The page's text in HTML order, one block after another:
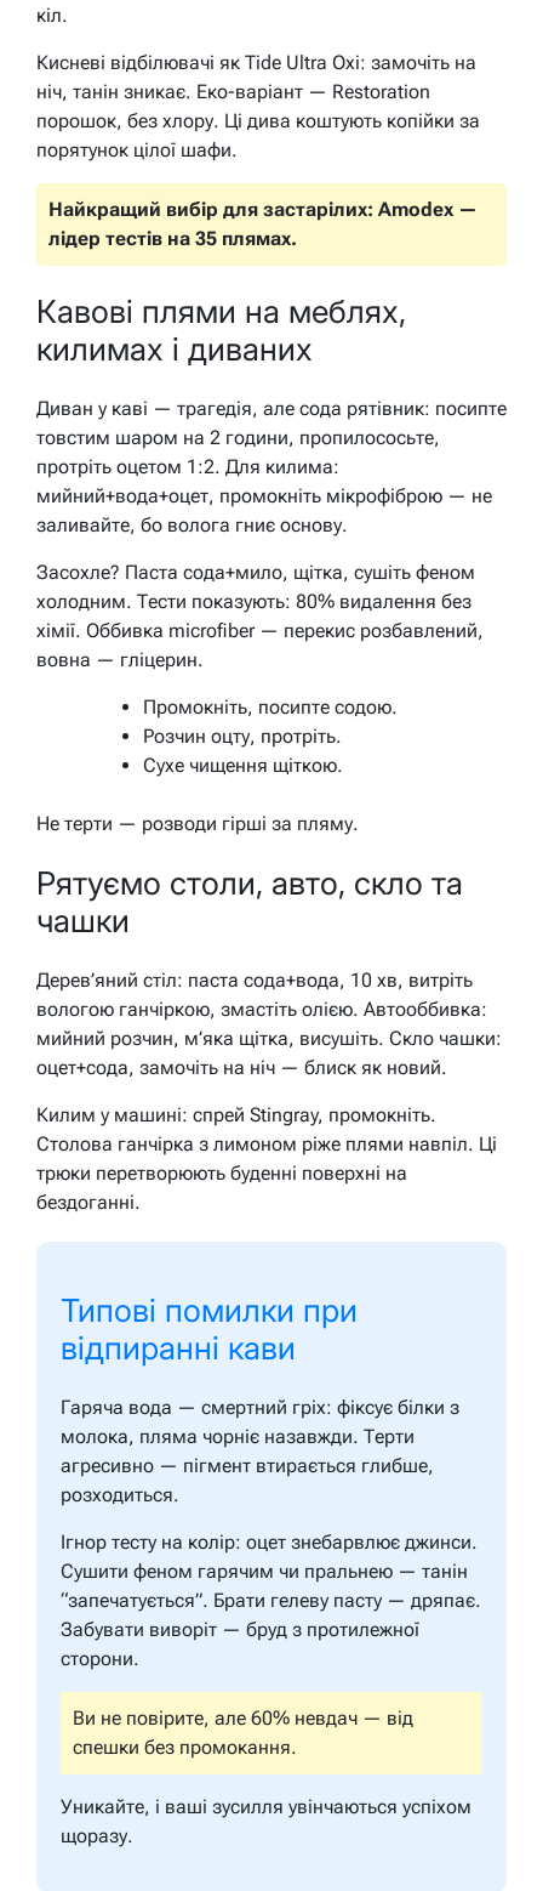
кіл.
Кисневі відбілювачі як Tide Ultra Oxi: замочіть на
ніч, танін зникає. Еко-варіант — Restoration
порошок, без хлору. Ці дива коштують копійки за
порятунок цілої шафи.
Найкращий вибір для застарілих: Amodex —
лідер тестів на 35 плямах.
Кавові плями на меблях,
килимах і диваних
Диван у каві — трагедія, але сода рятівник: посипте
товстим шаром на 2 години, пропилососьте,
протріть оцетом 1:2. Для килима:
мийний+вода+оцет, промокніть мікрофіброю — не
заливайте, бо волога гниє основу.
Засохле? Паста сода+мило, щітка, сушіть феном
холодним. Тести показують: 80% видалення без
хімії. Оббивка microfiber — перекис розбавлений,
вовна — гліцерин.
Промокніть, посипте содою.
Розчин оцту, протріть.
Сухе чищення щіткою.
Не терти — розводи гірші за пляму.
Рятуємо столи, авто, скло та
чашки
Дерев’яний стіл: паста сода+вода, 10 хв, витріть
вологою ганчіркою, змастіть олією. Автооббивка:
мийний розчин, м’яка щітка, висушіть. Скло чашки:
оцет+сода, замочіть на ніч — блиск як новий.
Килим у машині: спрей Stingray, промокніть.
Столова ганчірка з лимоном ріже плями навпіл. Ці
трюки перетворюють буденні поверхні на
бездоганні.
Типові помилки при
відпиранні кави
Гаряча вода — смертний гріх: фіксує білки з
молока, пляма чорніє назавжди. Терти
агресивно — пігмент втирається глибше,
розходиться.
Ігнор тесту на колір: оцет знебарвлює джинси.
Сушити феном гарячим чи пральнею — танін
“запечатується”. Брати гелеву пасту — дряпає.
Забувати виворіт — бруд з протилежної
сторони.
Ви не повірите, але 60% невдач — від
спешки без промокання.
Уникайте, і ваші зусилля увінчаються успіхом
щоразу.